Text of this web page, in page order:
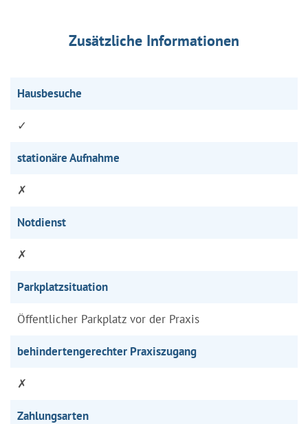
Zusätzliche Informationen
Hausbesuche
✓
stationäre Aufnahme
✗
Notdienst
✗
Parkplatzsituation
Öffentlicher Parkplatz vor der Praxis
behindertengerechter Praxiszugang
✗
Zahlungsarten